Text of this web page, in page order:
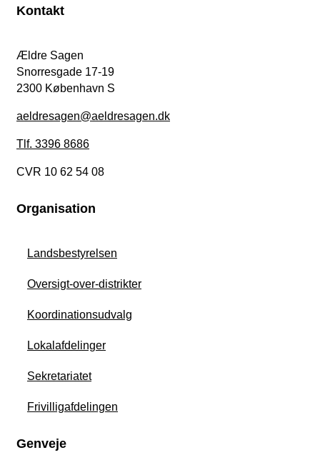
Kontakt
Ældre Sagen
Snorresgade 17-19
2300 København S
aeldresagen@aeldresagen.dk
Tlf. 3396 8686
CVR 10 62 54 08
Organisation
Landsbestyrelsen
Oversigt-over-distrikter
Koordinationsudvalg
Lokalafdelinger
Sekretariatet
Frivilligafdelingen
Genveje